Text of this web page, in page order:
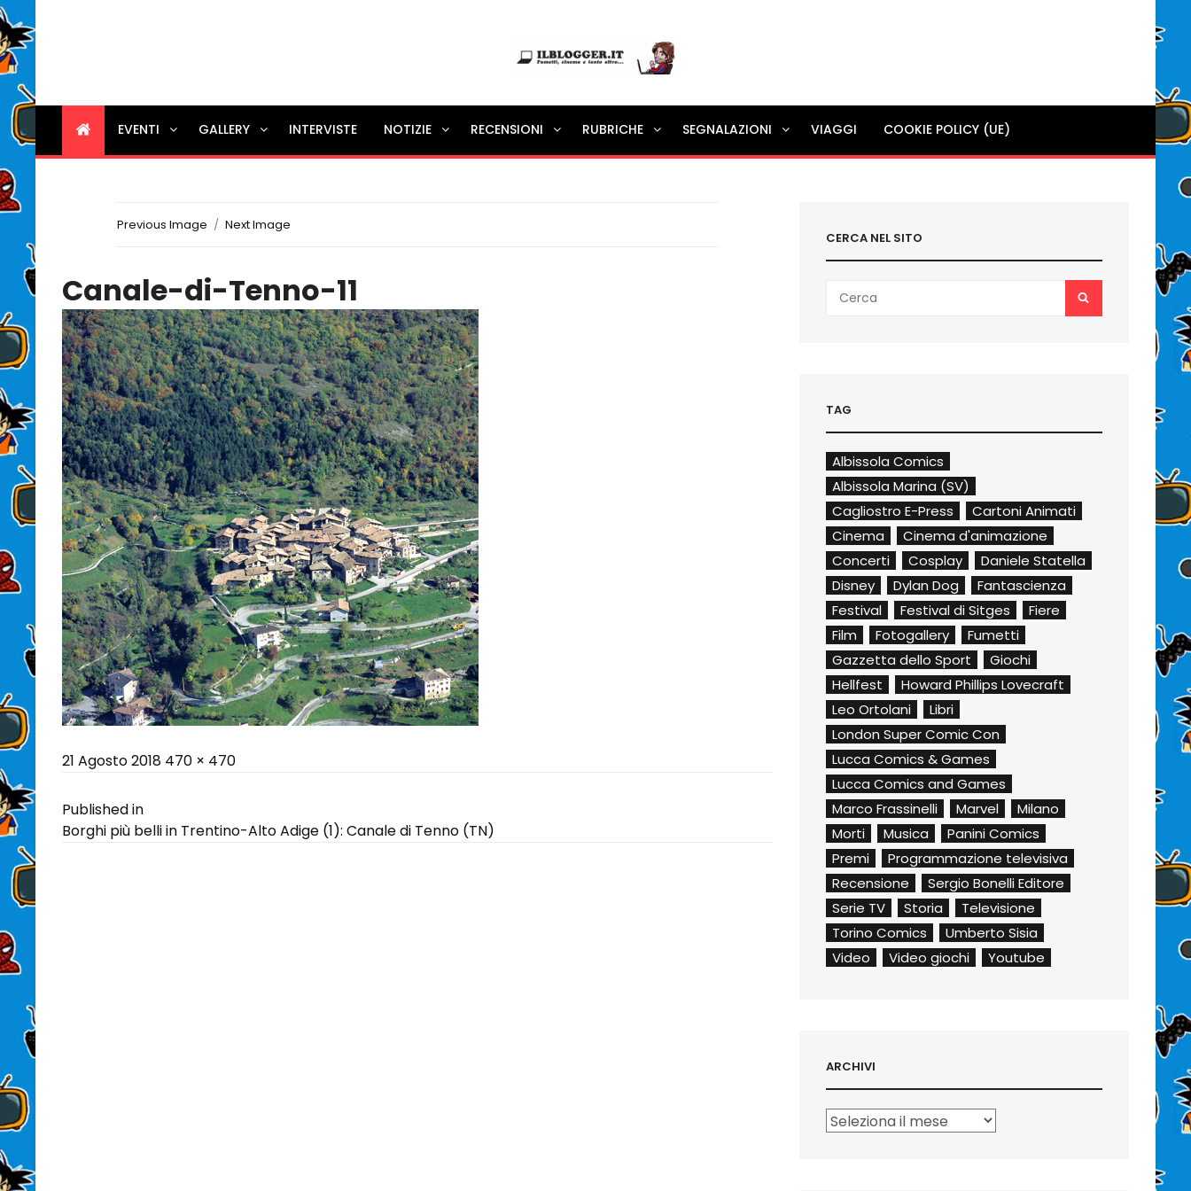
Ilblogger.it
Il portalino di blog |
EVENTI GALLERY INTERVISTE NOTIZIE RECENSIONI RUBRICHE SEGNALAZIONI VIAGGI COOKIE POLICY (UE)
Previous Image Next Image
Canale-di-Tenno-11
Posted
21 Agosto 2018 Full
470 × 470
Navigazione
articoli
Published in
Borghi più belli in Trentino-Alto Adige (1): Canale di Tenno (TN)
CERCA NEL SITO
for:
TAG
Albissola Comics
Albissola Marina (SV)
Cagliostro E-Press
Cartoni Animati
Cinema
Cinema d'animazione
Concerti
Cosplay
Daniele Statella
Disney
Dylan Dog
Fantascienza
Festival
Festival di Sitges
Fiere
Film
Fotogallery
Fumetti
Gazzetta dello Sport
Giochi
Hellfest
Howard Phillips Lovecraft
Leo Ortolani
Libri
London Super Comic Con
Lucca Comics & Games
Lucca Comics and Games
Marco Frassinelli
Marvel
Milano
Morti
Musica
Panini Comics
Premi
Programmazione televisiva
Recensione
Sergio Bonelli Editore
Serie TV
Storia
Televisione
Torino Comics
Umberto Sisia
Video
Video giochi Youtube
ARCHIVI
Archivi